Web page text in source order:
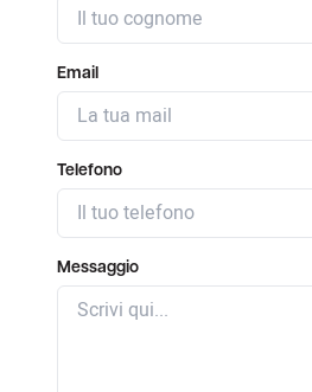
Email
Telefono
Messaggio